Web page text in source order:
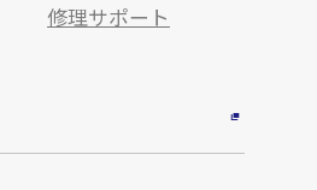
修理サポート